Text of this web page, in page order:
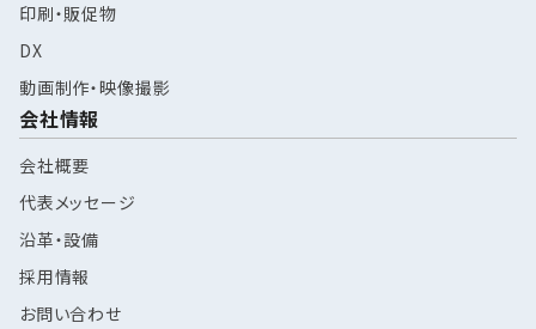
印刷・販促物
DX
動画制作・映像撮影
会社情報
会社概要
代表メッセージ
沿革・設備
採用情報
お問い合わせ